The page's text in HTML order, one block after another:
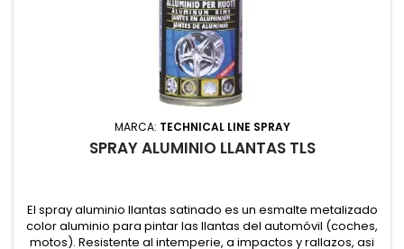
MARCA: TECHNICAL LINE SPRAY
SPRAY ALUMINIO LLANTAS TLS
El spray aluminio llantas satinado es un esmalte metalizado
color aluminio para pintar las llantas del automóvil (coches,
motos). Resistente al intemperie, a impactos y rallazos, asi